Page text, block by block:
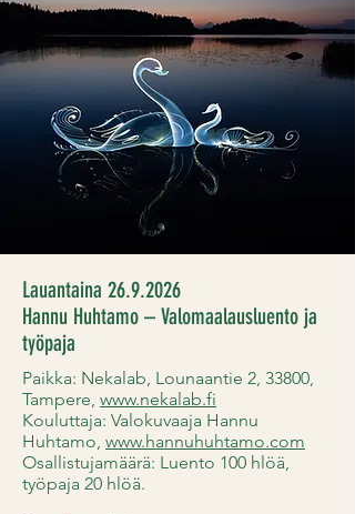
Lauantaina 26.9.2026
Hannu Huhtamo – Valomaalausluento ja
työpaja
Paikka: Nekalab, Lounaantie 2, 33800,
Tampere, www.nekalab.fi
Kouluttaja: Valokuvaaja Hannu
Huhtamo, www.hannuhuhtamo.com
Osallistujamäärä: Luento 100 hlöä,
työpaja 20 hlöä.